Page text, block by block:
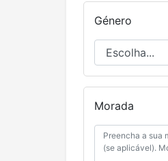
Género
Morada